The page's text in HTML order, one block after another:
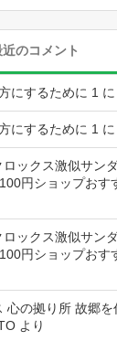
近のコメント
にするために 1 に
にするために 1
ックス激似サン
円ショップおす
ックス激似サン
円ショップおす
心の拠り所 故郷
より